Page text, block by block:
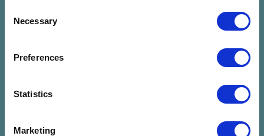
Selection
Necessary
Preferences
Statistics
Marketing
Nincs találat a
megadott
szűrésre